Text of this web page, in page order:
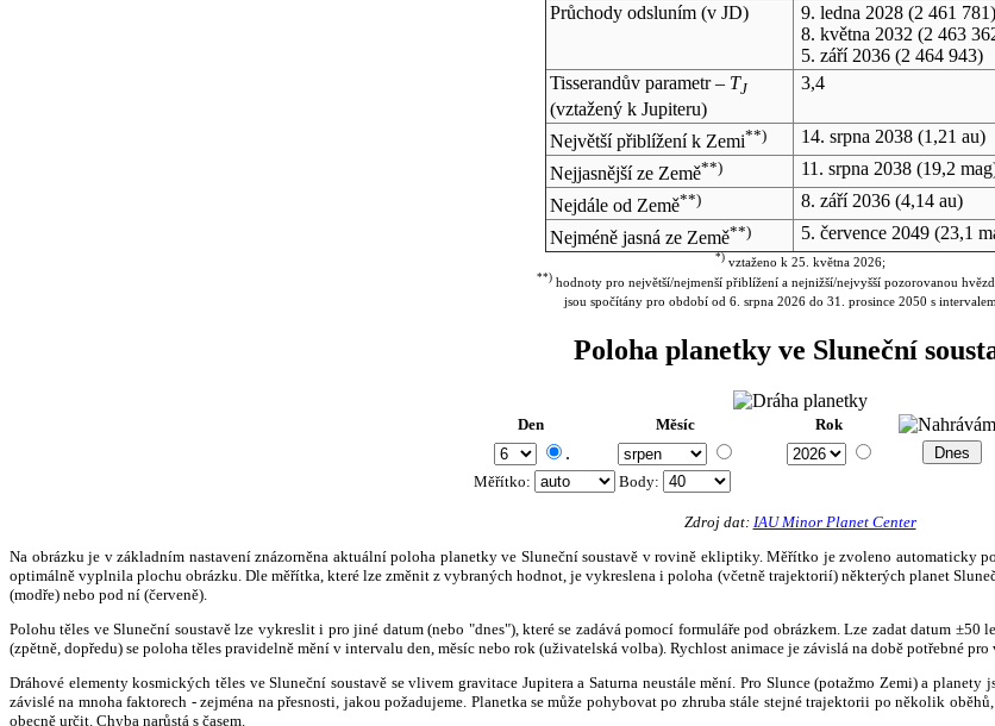
Průchody odsluním (v JD) 9. ledna 2028(2 461
8. května 2032 (2 463
5. září 2036(2 464 943)
Tisserandův parametr – TJ
(vztažený k Jupiteru)
3,4
Největší přiblížení k Zemi**) 14. srpna 2038(1,21 au)
Nejjasnější ze Země**) 11. srpna 2038(19,2
Nejdále od Země**) 8. září 2036(4,14 au)
Nejméně jasná ze Země**) 5. července 2049(23,1
*)vztaženo k 25. května 2026;
**) hodnoty pro největší/nejmenší přiblížení a nejnižší/nejvyšší pozorovanou
jsou spočítány pro období od 6. srpna 2026 do 31. prosince 2050 s
Poloha planetky ve Sluneční
Den Měsíc Rok
.
Měřítko: Body:
Zdroj dat: IAU Minor Planet Center
Na obrázku je v základním nastavení znázorněna aktuální poloha planetky ve Sluneční soustavě v rovině ekliptiky. Měřítko je zvoleno automaticky
optimálně vyplnila plochu obrázku. Dle měřítka, které lze změnit z vybraných hodnot, je vykreslena i poloha (včetně trajektorií) některých planet
(modře) nebo pod ní (červeně).
Polohu těles ve Sluneční soustavě lze vykreslit i pro jiné datum (nebo "dnes"), které se zadává pomocí formuláře pod obrázkem. Lze zadat datum
(zpětně, dopředu) se poloha těles pravidelně mění v intervalu den, měsíc nebo rok (uživatelská volba). Rychlost animace je závislá na době potřebné pro
Dráhové elementy kosmických těles ve Sluneční soustavě se vlivem gravitace Jupitera a Saturna neustále mění. Pro Slunce (potažmo Zemi) a
závislé na mnoha faktorech - zejména na přesnosti, jakou požadujeme. Planetka se může pohybovat po zhruba stále stejné trajektorii po několik
obecně určit. Chyba narůstá s časem.